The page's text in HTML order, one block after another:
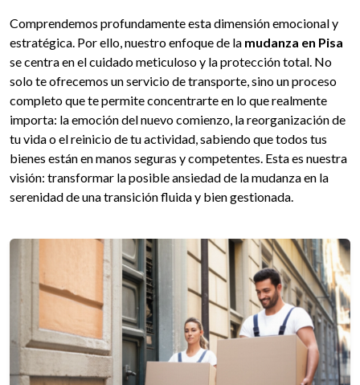
Comprendemos profundamente esta dimensión emocional y
estratégica. Por ello, nuestro enfoque de la mudanza en Pisa
se centra en el cuidado meticuloso y la protección total. No
solo te ofrecemos un servicio de transporte, sino un proceso
completo que te permite concentrarte en lo que realmente
importa: la emoción del nuevo comienzo, la reorganización de
tu vida o el reinicio de tu actividad, sabiendo que todos tus
bienes están en manos seguras y competentes. Esta es nuestra
visión: transformar la posible ansiedad de la mudanza en la
serenidad de una transición fluida y bien gestionada.